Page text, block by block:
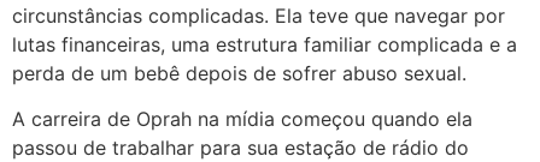
circunstâncias complicadas. Ela teve que navegar por
lutas financeiras, uma estrutura familiar complicada e a
perda de um bebê depois de sofrer abuso sexual.
A carreira de Oprah na mídia começou quando ela
passou de trabalhar para sua estação de rádio do